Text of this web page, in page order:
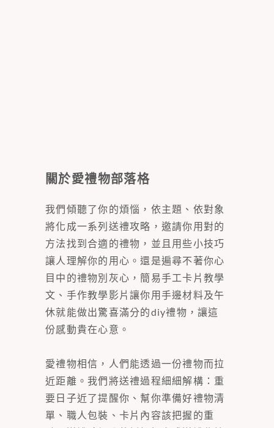
關於愛禮物部落格
我們傾聽了你的煩惱，依主題、依對象
將化成一系列送禮攻略，邀請你用對的
方法找到合適的禮物，並且用些小技巧
讓人理解你的用心。還是遍尋不著你心
目中的禮物別灰心，簡易手工卡片教學
文、手作教學影片讓你用手邊材料及午
休就能做出驚喜滿分的diy禮物，讓這
份感動貴在心意。
愛禮物相信，人們能透過一份禮物而拉
近距離。我們將送禮過程細細解構：重
要日子近了提醒你、幫你準備好禮物清
單、職人包裝、卡片內容該把握的重